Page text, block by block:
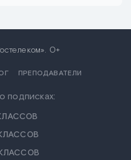
0+
ПРЕПОДАВАТЕЛИ
подписках: